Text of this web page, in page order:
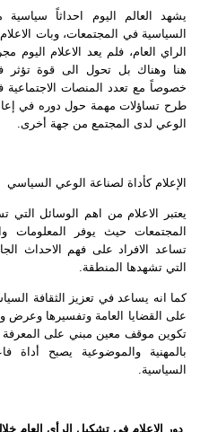
يشهد العالم اليوم احداثاً سياسية
السياسية في المجتمعات، وبات
الراي العام، فلم يعد الاعلام اليوم
هنا وهناك بل تحول الى قوة تؤثر
خصوصاً مع تعدد المنصات الاجتماعية
طرح تساؤلات مهمة حول دوره في
الوعي لدى المجتمع من جهة أخرى.
الإعلام كأداة لصناعة الوعي السياسي
يعتبر الاعلام من اهم الوسائل
المجتمعات حيث يوفر المعلومات
تساعد الافراد على فهم الاحداث
التي تشهدها المنطقة.
كما انه يساعد في تعزيز الثقافة
على القضايا العامة وتفسيرها وعرض
تكوين موقف معين مبني على المعرفة
بالمهنية والموضوعية يصبح أداة
السياسية.
دور الإعلام في تشكيل الرأي العام